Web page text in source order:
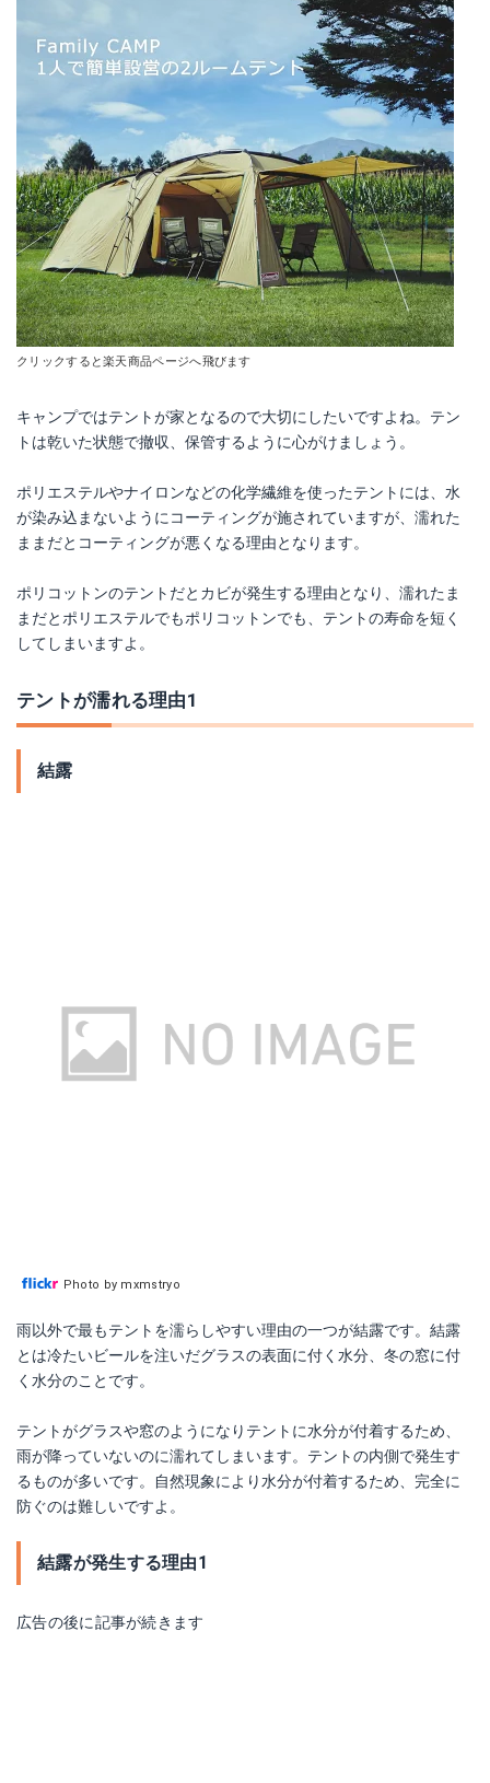
Amazonで詳細を見る
楽天で詳細を見る
Yahoo!ショッピングで見る
アストロ 除湿シート 5枚組
クリックすると楽天商品ページへ飛びます
キャンプではテントが家となるので大切にしたいですよね。テン
トは乾いた状態で撤収、保管するように心がけましょう。
ポリエステルやナイロンなどの化学繊維を使ったテントには、水
が染み込まないようにコーティングが施されていますが、濡れた
ままだとコーティングが悪くなる理由となります。
ポリコットンのテントだとカビが発生する理由となり、濡れたま
まだとポリエステルでもポリコットンでも、テントの寿命を短く
してしまいますよ。
テントが濡れる理由1
結露
Photo by mxmstryo
雨以外で最もテントを濡らしやすい理由の一つが結露です。結露
とは冷たいビールを注いだグラスの表面に付く水分、冬の窓に付
く水分のことです。
テントがグラスや窓のようになりテントに水分が付着するため、
雨が降っていないのに濡れてしまいます。テントの内側で発生す
るものが多いです。自然現象により水分が付着するため、完全に
防ぐのは難しいですよ。
結露が発生する理由1
広告の後に記事が続きます